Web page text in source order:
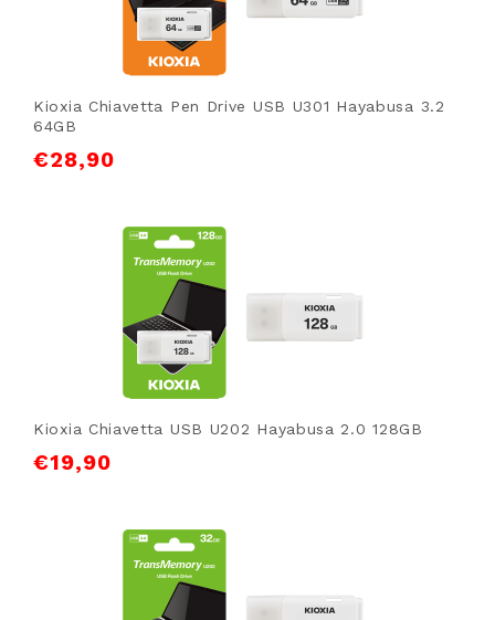
Kioxia Chiavetta Pen Drive USB U301 Hayabusa 3.2
64GB
€28,90
Kioxia Chiavetta USB U202 Hayabusa 2.0 128GB
€19,90